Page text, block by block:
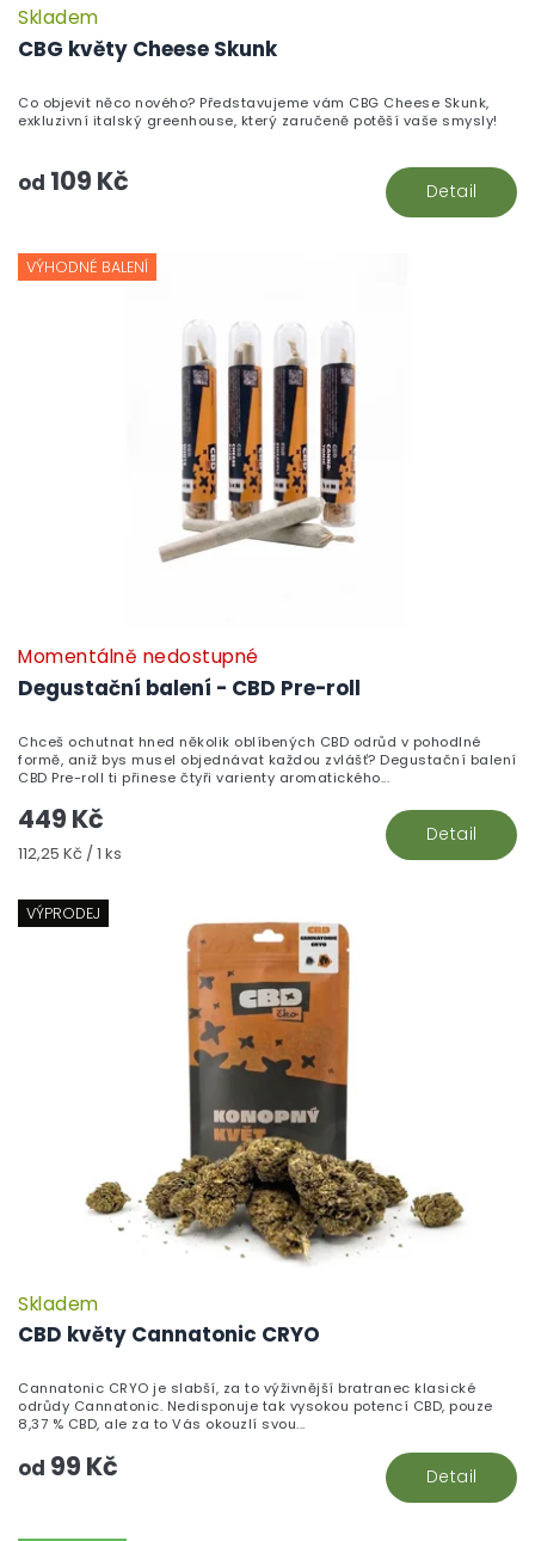
CBG květy Cheese Skunk
Skladem
od 109 Kč Detail
Co objevit něco nového? Představujeme vám CBG Cheese Skunk,
exkluzivní italský greenhouse, který zaručeně potěší vaše smysly!
VÝHODNÉ BALENÍ
Degustační balení - CBD Pre-roll
Momentálně nedostupné
449 Kč
Měrná
112,25 Kč / 1 ks
Detail
Chceš ochutnat hned několik oblíbených CBD odrůd v pohodlné
formě, aniž bys musel objednávat každou zvlášť? Degustační balení
CBD Pre-roll ti přinese čtyři varienty aromatického...
VÝPRODEJ
CBD květy Cannatonic CRYO
Skladem
od 99 Kč Detail
Cannatonic CRYO je slabší, za to výživnější bratranec klasické
odrůdy Cannatonic. Nedisponuje tak vysokou potencí CBD, pouze
8,37 % CBD, ale za to Vás okouzlí svou...